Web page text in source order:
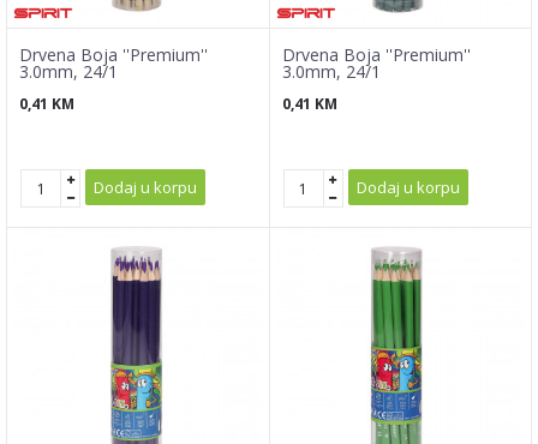
Drvena Boja ''Premium''
3.0mm, 24/1
0,41 KM
Dodaj u korpu
Drvena Boja ''Premium''
3.0mm, 24/1
0,41 KM
Dodaj u korpu